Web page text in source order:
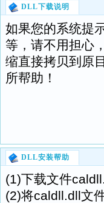
DLL下载说明
如果您的系统提
等，请不用担心
缩直接拷贝到原
所帮助！
DLL安装帮助
(1)下载文件
(2)将caldll.dll文